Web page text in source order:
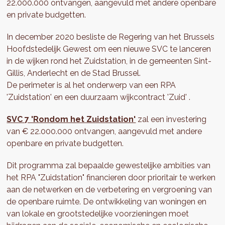
22.000.000 ontvangen, aangevuld met andere openbare
en private budgetten.
In december 2020 besliste de Regering van het Brussels
Hoofdstedelijk Gewest om een ​​nieuwe SVC te lanceren
in de wijken rond het Zuidstation, in de gemeenten Sint-
Gillis, Anderlecht en de Stad Brussel.
De perimeter is al het onderwerp van een RPA
'Zuidstation' en een duurzaam wijkcontract 'Zuid' .
SVC 7 'Rondom het Zuidstation' zal een investering
van € 22.000.000 ontvangen, aangevuld met andere
openbare en private budgetten.
Dit programma zal bepaalde gewestelijke ambities van
het RPA "Zuidstation" financieren door prioritair te werken
aan de netwerken en de verbetering en vergroening van
de openbare ruimte. De ontwikkeling van woningen en
van lokale en grootstedelijke voorzieningen moet